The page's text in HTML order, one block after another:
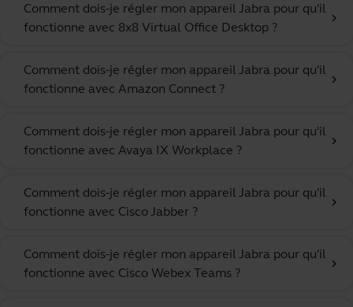
Comment dois-je régler mon appareil Jabra pour qu'il
fonctionne avec 8x8 Virtual Office Desktop ?
chevron_right
Comment dois-je régler mon appareil Jabra pour qu'il
fonctionne avec Amazon Connect ?
chevron_right
Comment dois-je régler mon appareil Jabra pour qu'il
fonctionne avec Avaya IX Workplace ?
chevron_right
Comment dois-je régler mon appareil Jabra pour qu'il
fonctionne avec Cisco Jabber ?
chevron_right
Comment dois-je régler mon appareil Jabra pour qu'il
fonctionne avec Cisco Webex Teams ?
chevron_right